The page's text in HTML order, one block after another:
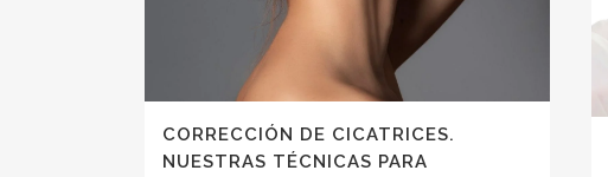
LIFTING FACIAL
CORRECCIÓN DE CICATRICES.
NUESTRAS TÉCNICAS PARA